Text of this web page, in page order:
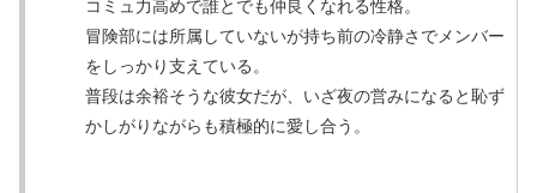
コミュ力高めで誰とでも仲良くなれる性格。
冒険部には所属していないが持ち前の冷静さでメンバー
をしっかり支えている。
普段は余裕そうな彼女だが、いざ夜の営みになると恥ず
かしがりながらも積極的に愛し合う。